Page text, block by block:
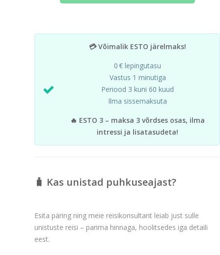
💳 Võimalik ESTO järelmaks!
0 € lepingutasu
Vastus 1 minutiga
Periood 3 kuni 60 kuud
Ilma sissemaksuta
🔥 ESTO 3 – maksa 3 võrdses osas, ilma
intressi ja lisatasudeta!
🧳 Kas unistad puhkuseajast?
Esita päring ning meie reisikonsultant leiab just sulle
unistuste reisi – parima hinnaga, hoolitsedes iga detaili
eest.